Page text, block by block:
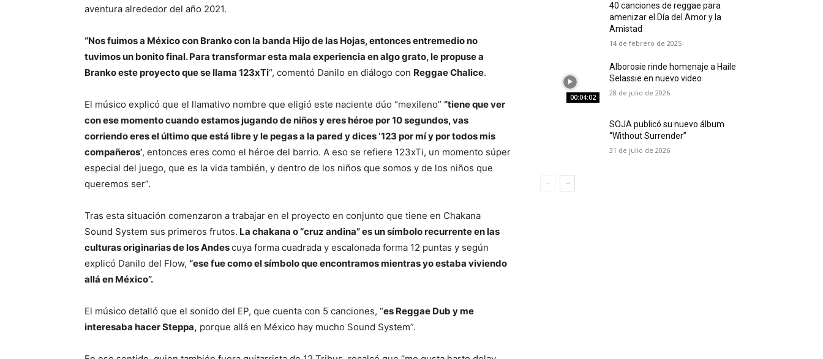
aventura alrededor del año 2021.
“Nos fuimos a México con Branko con la banda Hijo de las Hojas, entonces entremedio no
tuvimos un bonito final. Para transformar esta mala experiencia en algo grato, le propuse a
Branko este proyecto que se llama 123xTi“, comentó Danilo en diálogo con Reggae Chalice.
El músico explicó que el llamativo nombre que eligió este naciente dúo “mexileno” “tiene que ver
con ese momento cuando estamos jugando de niños y eres héroe por 10 segundos, vas
corriendo eres el último que está libre y le pegas a la pared y dices ‘123 por mí y por todos mis
compañeros’, entonces eres como el héroe del barrio. A eso se refiere 123xTi, un momento súper
especial del juego, que es la vida también, y dentro de los niños que somos y de los niños que
queremos ser”.
Tras esta situación comenzaron a trabajar en el proyecto en conjunto que tiene en Chakana
Sound System sus primeros frutos. La chakana o “cruz andina” es un símbolo recurrente en las
culturas originarias de los Andescuya forma cuadrada y escalonada forma 12 puntas y según
explicó Danilo del Flow, “ese fue como el símbolo que encontramos mientras yo estaba viviendo
allá en México”.
El músico detalló que el sonido del EP, que cuenta con 5 canciones, “es Reggae Dub y me
interesaba hacer Steppa, porque allá en México hay mucho Sound System”.
40 canciones de reggae para
amenizar el Día del Amor y la
Amistad
14 de febrero de 2025
00:04:02
Alborosie rinde homenaje a Haile
Selassie en nuevo video
28 de julio de 2026
SOJA publicó su nuevo álbum
“Without Surrender”
31 de julio de 2026